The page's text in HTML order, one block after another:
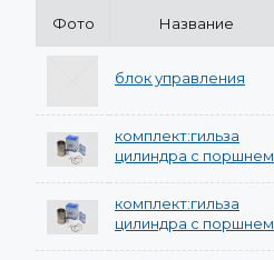
Фото Название
блок управления
комплект:гильза
цилиндра с поршнем
комплект:гильза
цилиндра с поршнем